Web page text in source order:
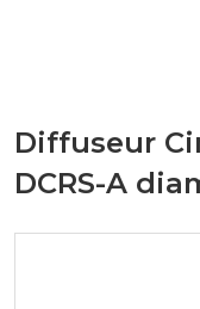
Diffuseur
DCRS-A